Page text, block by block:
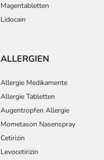
Magentabletten
Lidocain
ALLERGIEN
Allergie Medikamente
Allergie Tabletten
Augentropfen Allergie
Mometason Nasenspray
Cetirizin
Levocetirizin